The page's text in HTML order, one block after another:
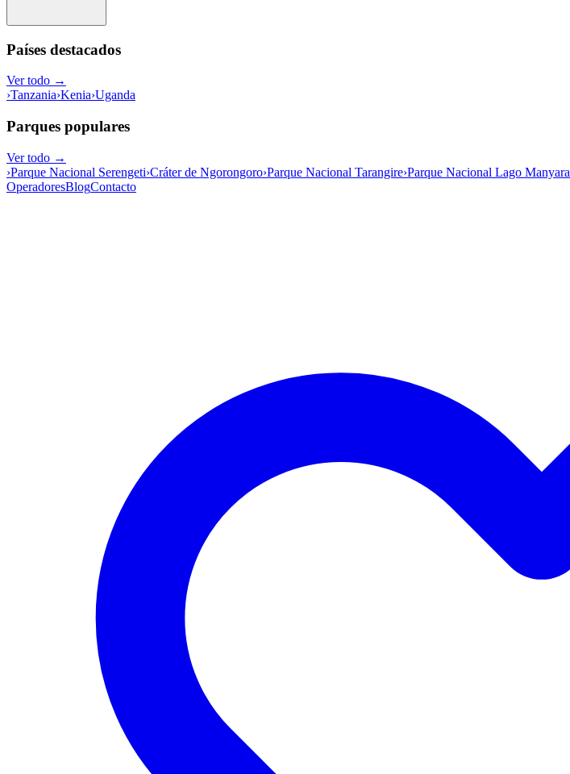
Países destacados
Ver todo →
›Tanzania›Kenia›Uganda
Parques populares
Ver todo →
›Parque Nacional Serengeti›Cráter de Ngorongoro›Parque Nacional Tarangire›Parque Nacional Lago Manyara
OperadoresBlogContacto